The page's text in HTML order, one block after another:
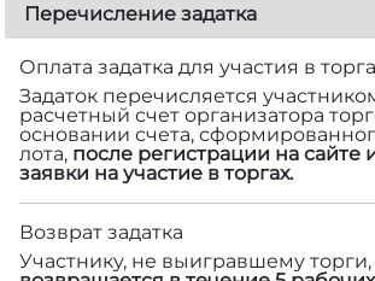
Перечисление задатка
Оплата задатка для участия в
Задаток перечисляется
расчетный счет организатора
основании счета,
лота, после регистрации на сайте
заявки на участие в торгах.
Возврат задатка
Участнику, не выигравшему торги,